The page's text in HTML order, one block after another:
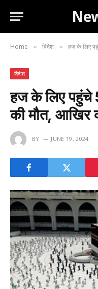
Home » विदेश » हज के लिए पहुंचे
विदेश
हज के लिए पहुंचे
की मौत, आखिर
BY JUNE 19, 2024